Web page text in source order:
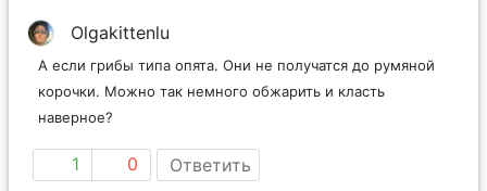
Olgakittenlu
А если грибы типа опята. Они не получатся до румяной
корочки. Можно так немного обжарить и класть
наверное?
1 0 Ответить